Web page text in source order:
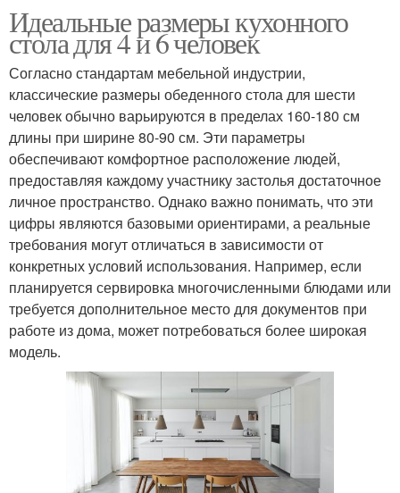
Идеальные размеры кухонного
стола для 4 и 6 человек
Согласно стандартам мебельной индустрии,
классические размеры обеденного стола для шести
человек обычно варьируются в пределах 160-180 см
длины при ширине 80-90 см. Эти параметры
обеспечивают комфортное расположение людей,
предоставляя каждому участнику застолья достаточное
личное пространство. Однако важно понимать, что эти
цифры являются базовыми ориентирами, а реальные
требования могут отличаться в зависимости от
конкретных условий использования. Например, если
планируется сервировка многочисленными блюдами или
требуется дополнительное место для документов при
работе из дома, может потребоваться более широкая
модель.